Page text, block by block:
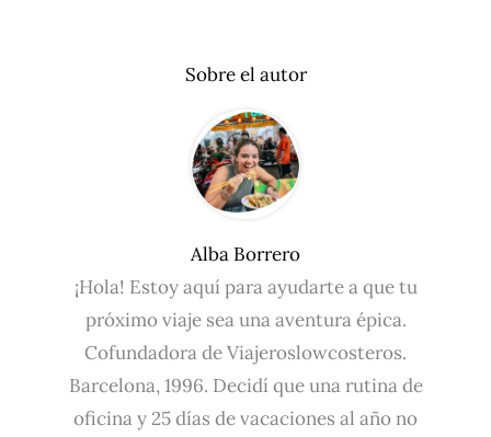
Sobre el autor
Alba Borrero
¡Hola! Estoy aquí para ayudarte a que tu
próximo viaje sea una aventura épica.
Cofundadora de Viajeroslowcosteros.
Barcelona, 1996. Decidí que una rutina de
oficina y 25 días de vacaciones al año no